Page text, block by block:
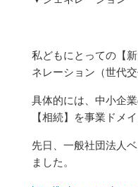
私どもにとっての【
ネレーション（世代交
具体的には、中小企
【相続】を事業ドメ
先日、一般社団法人
ました。